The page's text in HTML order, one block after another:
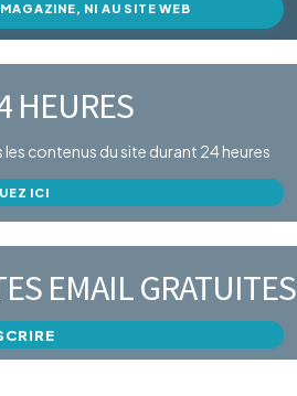
NI AU SITE WEB
HEURES
contenus du site durant 24 heures
ICI
EMAIL GRATUITES